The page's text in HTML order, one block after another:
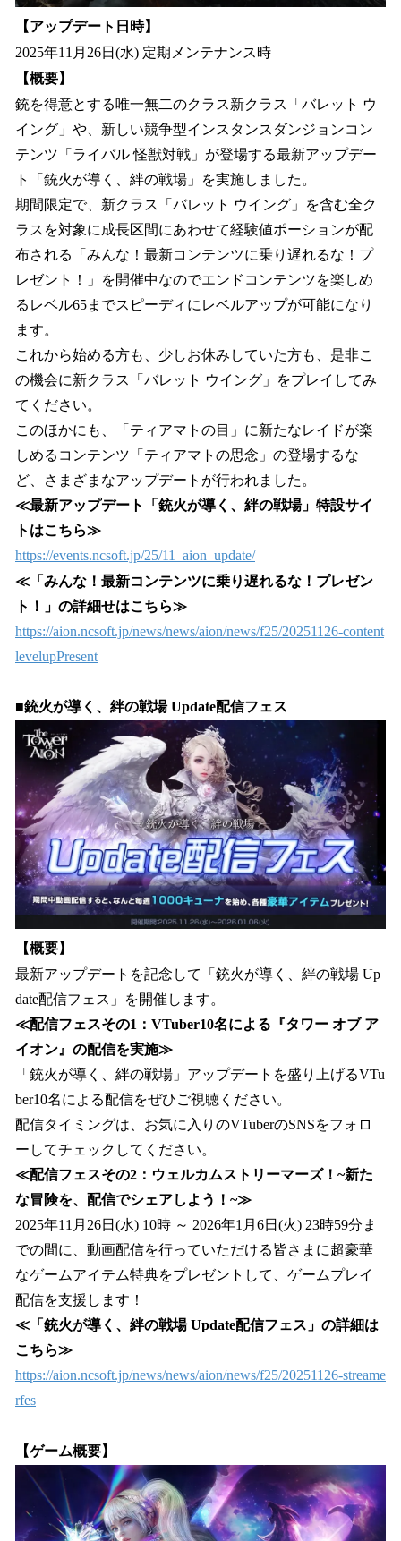
【アップデート日時】
2025年11月26日(水) 定期メンテナンス時
【概要】
銃を得意とする唯一無二のクラス新クラス「バレット ウ
イング」や、新しい競争型インスタンスダンジョンコン
テンツ「ライバル 怪獣対戦」が登場する最新アップデー
ト「銃火が導く、絆の戦場」を実施しました。
期間限定で、新クラス「バレット ウイング」を含む全ク
ラスを対象に成長区間にあわせて経験値ポーションが配
布される「みんな！最新コンテンツに乗り遅れるな！プ
レゼント！」を開催中なのでエンドコンテンツを楽しめ
るレベル65までスピーディにレベルアップが可能になり
ます。
これから始める方も、少しお休みしていた方も、是非こ
の機会に新クラス「バレット ウイング」をプレイしてみ
てください。
このほかにも、「ティアマトの目」に新たなレイドが楽
しめるコンテンツ「ティアマトの思念」の登場するな
ど、さまざまなアップデートが行われました。
≪最新アップデート「銃火が導く、絆の戦場」特設サイ
トはこちら≫
https://events.ncsoft.jp/25/11_aion_update/
≪「みんな！最新コンテンツに乗り遅れるな！プレゼン
ト！」の詳細せはこちら≫
https://aion.ncsoft.jp/news/news/aion/news/f25/20251126-content
levelupPresent
■銃火が導く、絆の戦場 Update配信フェス
【概要】
最新アップデートを記念して「銃火が導く、絆の戦場 Up
date配信フェス」を開催します。
≪配信フェスその1：VTuber10名による『タワー オブ ア
イオン』の配信を実施≫
「銃火が導く、絆の戦場」アップデートを盛り上げるVTu
ber10名による配信をぜひご視聴ください。
配信タイミングは、お気に入りのVTuberのSNSをフォロ
ーしてチェックしてください。
≪配信フェスその2：ウェルカムストリーマーズ！~新た
な冒険を、配信でシェアしよう！~≫
2025年11月26日(水) 10時 ～ 2026年1月6日(火) 23時59分ま
での間に、動画配信を行っていただける皆さまに超豪華
なゲームアイテム特典をプレゼントして、ゲームプレイ
配信を支援します！
≪「銃火が導く、絆の戦場 Update配信フェス」の詳細は
こちら≫
https://aion.ncsoft.jp/news/news/aion/news/f25/20251126-streame
rfes
【ゲーム概要】